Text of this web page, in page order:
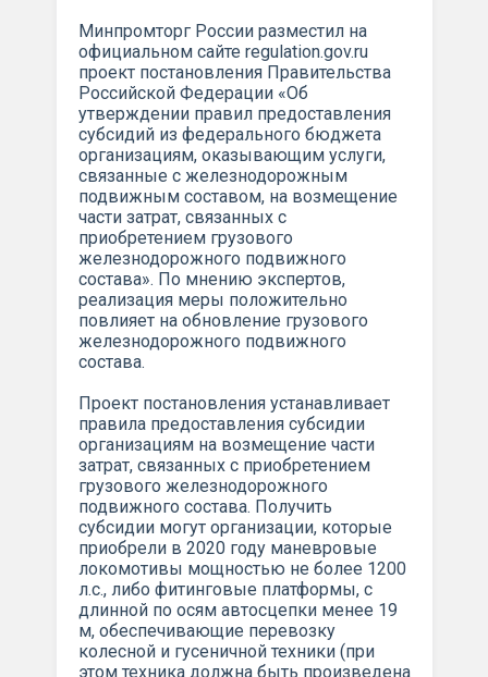
Минпромторг России разместил на
официальном сайте regulation.gov.ru
проект постановления Правительства
Российской Федерации «Об
утверждении правил предоставления
субсидий из федерального бюджета
организациям, оказывающим услуги,
связанные с железнодорожным
подвижным составом, на возмещение
части затрат, связанных с
приобретением грузового
железнодорожного подвижного
состава». По мнению экспертов,
реализация меры положительно
повлияет на обновление грузового
железнодорожного подвижного
состава.
Проект постановления устанавливает
правила предоставления субсидии
организациям на возмещение части
затрат, связанных с приобретением
грузового железнодорожного
подвижного состава. Получить
субсидии могут организации, которые
приобрели в 2020 году маневровые
локомотивы мощностью не более 1200
л.с., либо фитинговые платформы, с
длинной по осям автосцепки менее 19
м, обеспечивающие перевозку
колесной и гусеничной техники (при
этом техника должна быть произведена